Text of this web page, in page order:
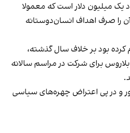
میلیون دلار است که معمولا
را صرف اهداف انسان‌دوستانه
کرده بود بر خلاف سال گذشته،
بلاروس برای شرکت در مراسم سالانه
اما روز ۱۱ شهریور و در پی اعتراض چهره‌های سیاسی